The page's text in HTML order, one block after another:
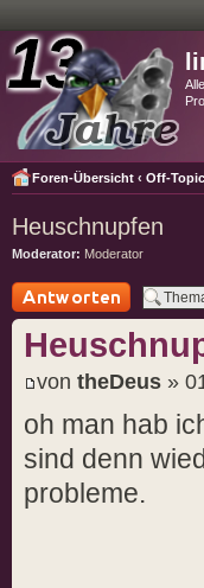
Foren-Übersicht ‹ Off-Topic
Heuschnupfen
Moderator: Moderator
Antwort schreiben
von theDeus »
oh man hab
sind denn
probleme.